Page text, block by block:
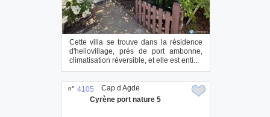
Cette villa se trouve dans la résidence
d'heliovillage, prés de port ambonne,
climatisation réversible, et elle est enti...
n° 4105
Cyrène port nature 5
Cap d Agde